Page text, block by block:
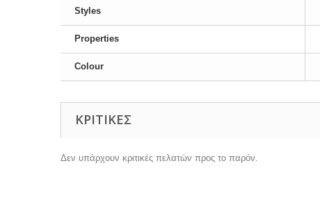
Styles
Properties
Colour
ΚΡΙΤΙΚΈΣ
Δεν υπάρχουν κριτικές πελατών προς το παρόν.